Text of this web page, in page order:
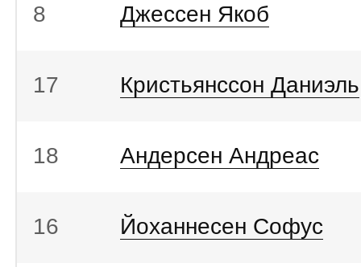
8 Джессен Якоб
17 Кристьянссон Даниэль
18 Андерсен Андреас
16 Йоханнесен Софус